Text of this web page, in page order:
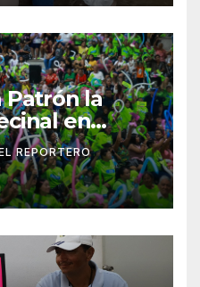
Patrón la
en
comités de
REPORTERO